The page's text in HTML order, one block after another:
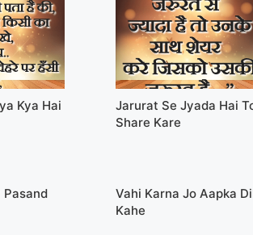
Kya Hai
Jarurat Se Jyada Hai
Share Kare
Pasand
Vahi Karna Jo Aapka
Kahe